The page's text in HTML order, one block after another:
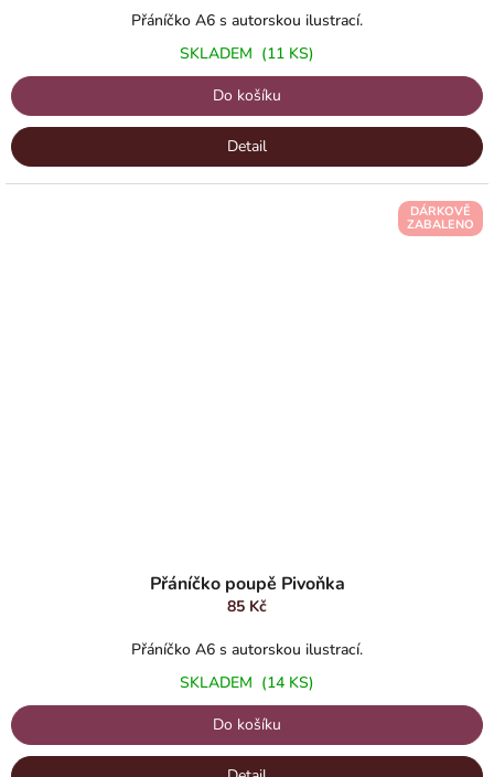
Přáníčko A6 s autorskou ilustrací.
SKLADEM (11 KS)
Do košíku
Detail
DÁRKOVĚ
ZABALENO
Přáníčko poupě Pivoňka
85 Kč
Přáníčko A6 s autorskou ilustrací.
SKLADEM (14 KS)
Do košíku